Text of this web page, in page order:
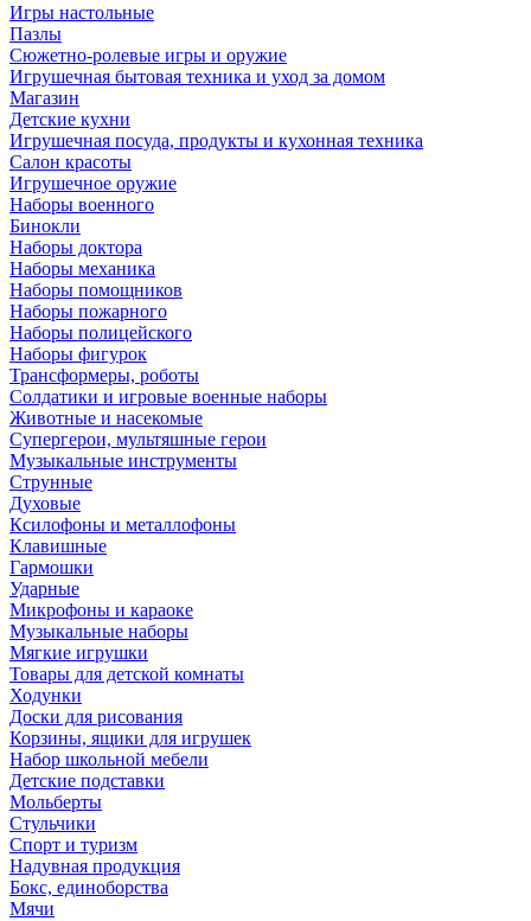
Игры настольные
Пазлы
Сюжетно-ролевые игры и оружие
Игрушечная бытовая техника и уход за домом
Магазин
Детские кухни
Игрушечная посуда, продукты и кухонная техника
Салон красоты
Игрушечное оружие
Наборы военного
Бинокли
Наборы доктора
Наборы механика
Наборы помощников
Наборы пожарного
Наборы полицейского
Наборы фигурок
Трансформеры, роботы
Солдатики и игровые военные наборы
Животные и насекомые
Супергерои, мультяшные герои
Музыкальные инструменты
Струнные
Духовые
Ксилофоны и металлофоны
Клавишные
Гармошки
Ударные
Микрофоны и караоке
Музыкальные наборы
Мягкие игрушки
Товары для детской комнаты
Ходунки
Доски для рисования
Корзины, ящики для игрушек
Набор школьной мебели
Детские подставки
Мольберты
Стульчики
Спорт и туризм
Надувная продукция
Бокс, единоборства
Мячи